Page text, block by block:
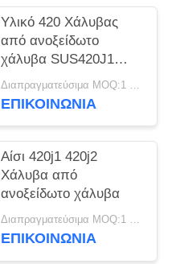
Υλικό 420 Χάλυβας
από ανοξείδωτο
χάλυβα SUS420J1
SUS420J2
Στρογγυλοκύλινδρο
Διαπραγματεύσιμα MOQ:1 τόνος
ΕΠΙΚΟΙΝΩΝΊΑ
Αίσι 420j1 420j2
Χάλυβα από
ανοξείδωτο χάλυβα
Διαπραγματεύσιμα MOQ:1 τόνος
ΕΠΙΚΟΙΝΩΝΊΑ